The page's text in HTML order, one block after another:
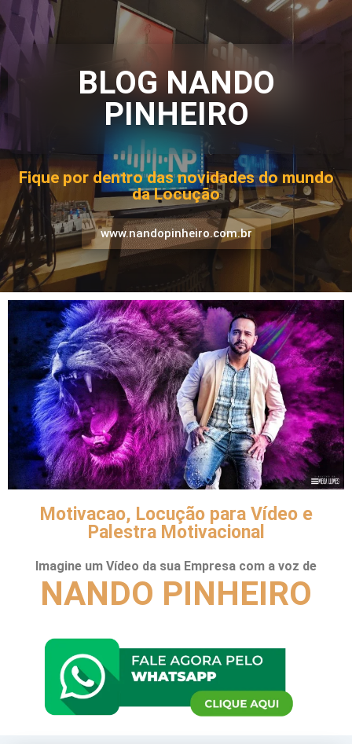
BLOG NANDO
PINHEIRO
Fique por dentro das novidades do mundo
da Locução
www.nandopinheiro.com.br
Motivacao, Locução para Vídeo e
Palestra Motivacional
Imagine um Vídeo da sua Empresa com a voz de
NANDO PINHEIRO